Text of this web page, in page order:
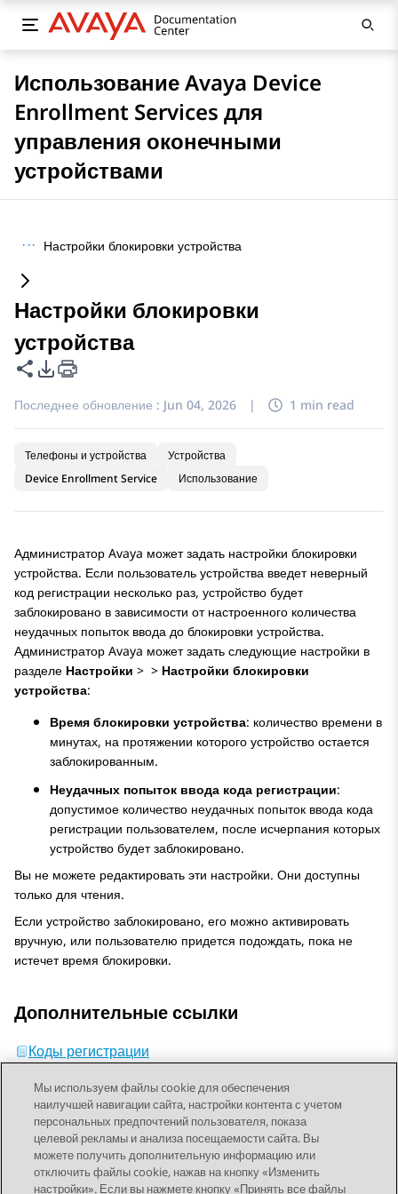
Использование Avaya Device
Enrollment Services для
управления оконечными
устройствами
··· Настройки блокировки устройства
Настройки блокировки
устройства
Поделиться этой страницей
Параметры экспорта PDF
Последнее обновление : Jun 04, 2026 | 1 min read
Телефоны и устройства
Устройства
Device Enrollment Service
Использование
Администратор Avaya может задать настройки блокировки
устройства. Если пользователь устройства введет неверный
код регистрации несколько раз, устройство будет
заблокировано в зависимости от настроенного количества
неудачных попыток ввода до блокировки устройства.
Администратор Avaya может задать следующие настройки в
разделе Настройки > > Настройки блокировки
устройства:
Время блокировки устройства: количество времени в
минутах, на протяжении которого устройство остается
заблокированным.
Неудачных попыток ввода кода регистрации:
допустимое количество неудачных попыток ввода кода
регистрации пользователем, после исчерпания которых
устройство будет заблокировано.
Вы не можете редактировать эти настройки. Они доступны
только для чтения.
Если устройство заблокировано, его можно активировать
вручную, или пользователю придется подождать, пока не
истечет время блокировки.
Дополнительные ссылки
Коды регистрации
Send Feedback
Мы используем файлы cookie для обеспечения
наилучшей навигации сайта, настройки контента с учетом
персональных предпочтений пользователя, показа
целевой рекламы и анализа посещаемости сайта. Вы
можете получить дополнительную информацию или
отключить файлы cookie, нажав на кнопку «Изменить
настройки». Если вы нажмете кнопку «Принять все файлы